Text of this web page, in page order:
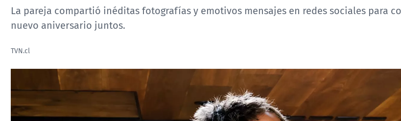
La pareja compartió inéditas fotografías y emotivos mensajes en redes sociales para
nuevo aniversario juntos.
TVN.cl